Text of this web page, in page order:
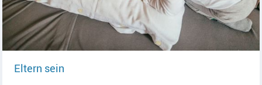
Eltern sein